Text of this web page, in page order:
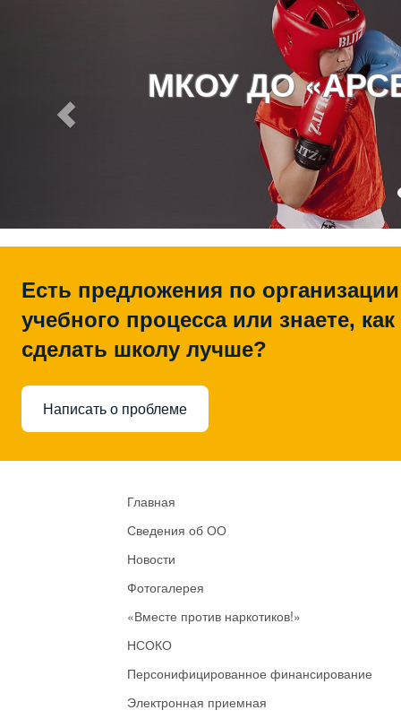
МКОУ ДО
Есть предложения по организации
учебного процесса или знаете, как
сделать школу лучше?
Написать о проблеме
Главная
Сведения об ОО
Новости
Фотогалерея
«Вместе против наркотиков!»
НСОКО
Персонифицированное финансирование
Электронная приемная